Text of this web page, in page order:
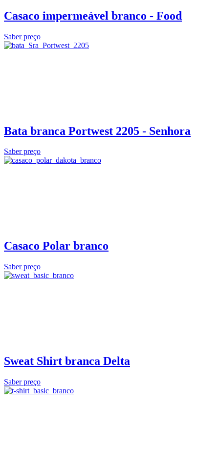
Casaco impermeável branco - Food
Saber preço
Bata branca Portwest 2205 - Senhora
Saber preço
Casaco Polar branco
Saber preço
Sweat Shirt branca Delta
Saber preço